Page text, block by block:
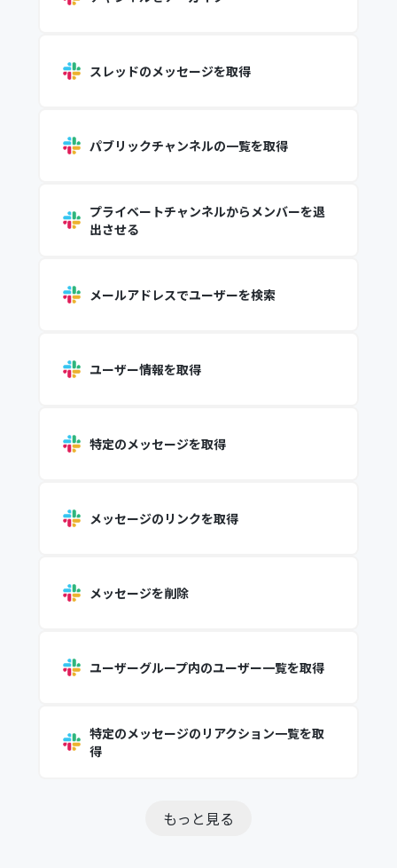
スレッドのメッセージを取得
パブリックチャンネルの一覧を取得
プライベートチャンネルからメンバーを退
出させる
メールアドレスでユーザーを検索
ユーザー情報を取得
特定のメッセージを取得
メッセージのリンクを取得
メッセージを削除
ユーザーグループ内のユーザー一覧を取得
特定のメッセージのリアクション一覧を取
得
もっと見る